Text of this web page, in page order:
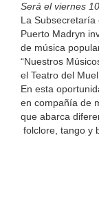
Será el viernes
La Subsecretaría
Puerto Madryn
de música
“Nuestros
el Teatro del
En esta
en compañía de
que abarca
folclore, tango y